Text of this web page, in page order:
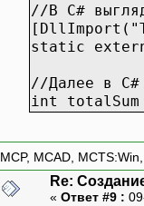
//номер
//
//В C#
static
//Далее в C#
int totalSum
MCP, MCAD,
Re:
« Ответ #9 :